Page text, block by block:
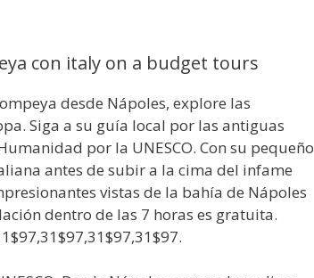
con italy on a budget tours
desde Nápoles, explore las
Siga a su guía local por las antiguas
por la UNESCO. Con su pequeño
antes de subir a la cima del infame
vistas de la bahía de Nápoles
dentro de las 7 horas es gratuita.